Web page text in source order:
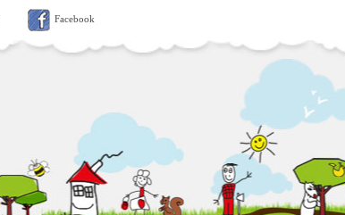
Facebook